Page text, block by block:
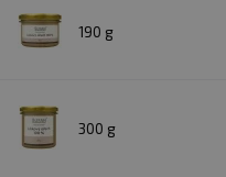
190 g
300 g